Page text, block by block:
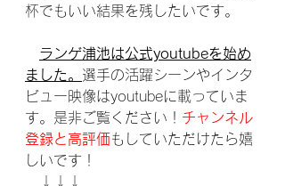
杯でもいい結果を残したいです。
ランゲ浦池は公式youtubeを始め
ました。 選手の活躍シーンやインタ
ビュー映像はyoutubeに載っていま
す。是非ご覧ください！ チャンネル
登録と高評価もしていただけたら嬉
しいです！
↓↓↓